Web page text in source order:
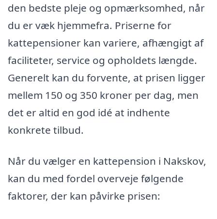
den bedste pleje og opmærksomhed, når
du er væk hjemmefra. Priserne for
kattepensioner kan variere, afhængigt af
faciliteter, service og opholdets længde.
Generelt kan du forvente, at prisen ligger
mellem 150 og 350 kroner per dag, men
det er altid en god idé at indhente
konkrete tilbud.
Når du vælger en kattepension i Nakskov,
kan du med fordel overveje følgende
faktorer, der kan påvirke prisen: